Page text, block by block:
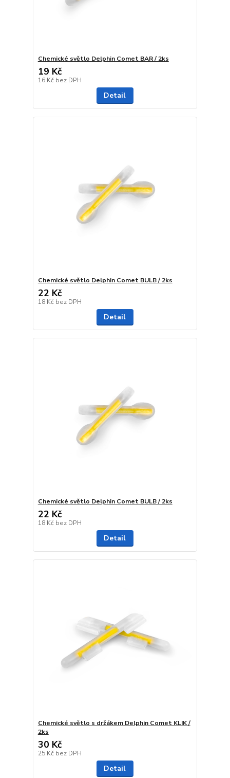
Chemické světlo Delphin Comet BAR / 2ks
19 Kč
16 Kč bez DPH
Detail
Chemické světlo Delphin Comet BULB / 2ks
22 Kč
18 Kč bez DPH
Detail
Chemické světlo Delphin Comet BULB / 2ks
22 Kč
18 Kč bez DPH
Detail
Chemické světlo s držákem Delphin Comet KLIK /
2ks
30 Kč
25 Kč bez DPH
Detail